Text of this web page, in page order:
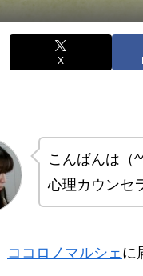
X
こんばんは（
心理カウンセ
ココロノマルシェ に